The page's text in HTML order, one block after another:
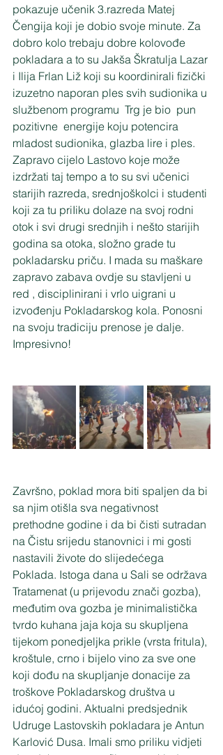
pokazuje učenik 3.razreda Matej
Čengija koji je dobio svoje minute. Za
dobro kolo trebaju dobre kolovođe
pokladara a to su Jakša Škratulja Lazar
i Ilija Frlan Liž koji su koordinirali fizički
izuzetno naporan ples svih sudionika u
službenom programu  Trg je bio  pun
pozitivne  energije koju potencira
mladost sudionika, glazba lire i ples.
Zapravo cijelo Lastovo koje može
izdržati taj tempo a to su svi učenici
starijih razreda, srednjoškolci i studenti
koji za tu priIiku dolaze na svoj rodni
otok i svi drugi srednjih i nešto starijih
godina sa otoka, složno grade tu
pokladarsku priču. I mada su maškare
zapravo zabava ovdje su stavljeni u
red , disciplinirani i vrlo uigrani u
izvođenju Pokladarskog kola. Ponosni
na svoju tradiciju prenose je dalje.
Impresivno!
Završno, poklad mora biti spaljen da bi
sa njim otišla sva negativnost
prethodne godine i da bi čisti sutradan
na Čistu srijedu stanovnici i mi gosti
nastavili živote do slijedećega
Poklada. Istoga dana u Sali se održava
Tratamenat (u prijevodu znači gozba),
međutim ova gozba je minimalistička
tvrdo kuhana jaja koja su skupljena
tijekom ponedjeljka prikle (vrsta fritula),
kroštule, crno i bijelo vino za sve one
koji dođu na skupljanje donacije za
troškove Pokladarskog društva u
idućoj godini. Aktualni predsjednik
Udruge Lastovskih pokladara je Antun
Karlović Dusa. Imali smo priliku vidjeti